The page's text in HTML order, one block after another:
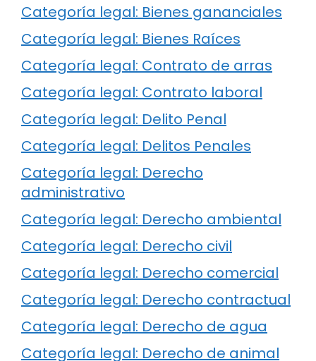
Categoría legal: Bienes gananciales
Categoría legal: Bienes Raíces
Categoría legal: Contrato de arras
Categoría legal: Contrato laboral
Categoría legal: Delito Penal
Categoría legal: Delitos Penales
Categoría legal: Derecho
administrativo
Categoría legal: Derecho ambiental
Categoría legal: Derecho civil
Categoría legal: Derecho comercial
Categoría legal: Derecho contractual
Categoría legal: Derecho de agua
Categoría legal: Derecho de animal